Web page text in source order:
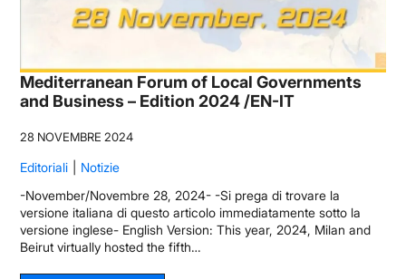
Mediterranean Forum of Local Governments
and Business – Edition 2024 /EN-IT
28 NOVEMBRE 2024
Editoriali
Notizie
-November/Novembre 28, 2024- -Si prega di trovare la
versione italiana di questo articolo immediatamente sotto la
versione inglese- English Version: This year, 2024, Milan and
Beirut virtually hosted the fifth…